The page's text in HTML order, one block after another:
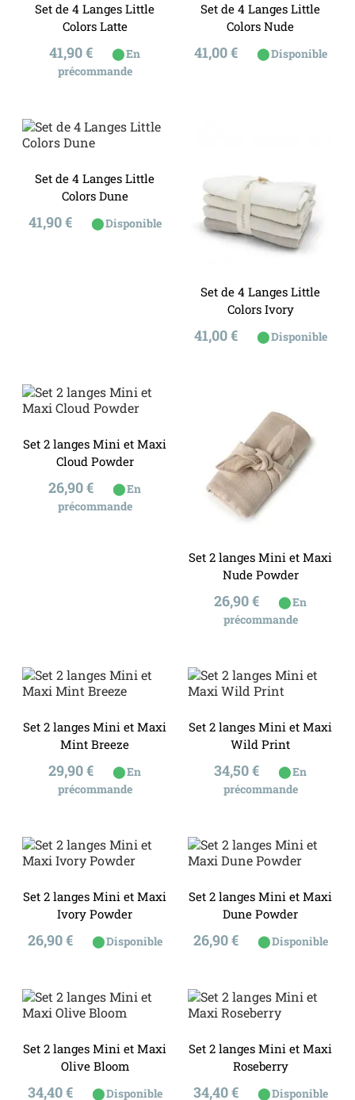
Set de 4 Langes Little
Colors Latte
Prix
41,90 € ⬤En
précommande
Set de 4 Langes Little
Colors Nude
Prix
41,00 € ⬤Disponible
Set de 4 Langes Little
Colors Dune
Prix
41,90 € ⬤Disponible
Set de 4 Langes Little
Colors Ivory
Prix
41,00 € ⬤Disponible
Set 2 langes Mini et Maxi
Cloud Powder
Prix
26,90 € ⬤En
précommande
Set 2 langes Mini et Maxi
Nude Powder
Prix
26,90 € ⬤En
précommande
Set 2 langes Mini et Maxi
Mint Breeze
Prix
29,90 € ⬤En
précommande
Set 2 langes Mini et Maxi
Wild Print
Prix
34,50 € ⬤En
précommande
Set 2 langes Mini et Maxi
Ivory Powder
Prix
26,90 € ⬤Disponible
Set 2 langes Mini et Maxi
Dune Powder
Prix
26,90 € ⬤Disponible
Set 2 langes Mini et Maxi
Olive Bloom
Prix
34,40 € ⬤Disponible
Set 2 langes Mini et Maxi
Roseberry
Prix
34,40 € ⬤Disponible